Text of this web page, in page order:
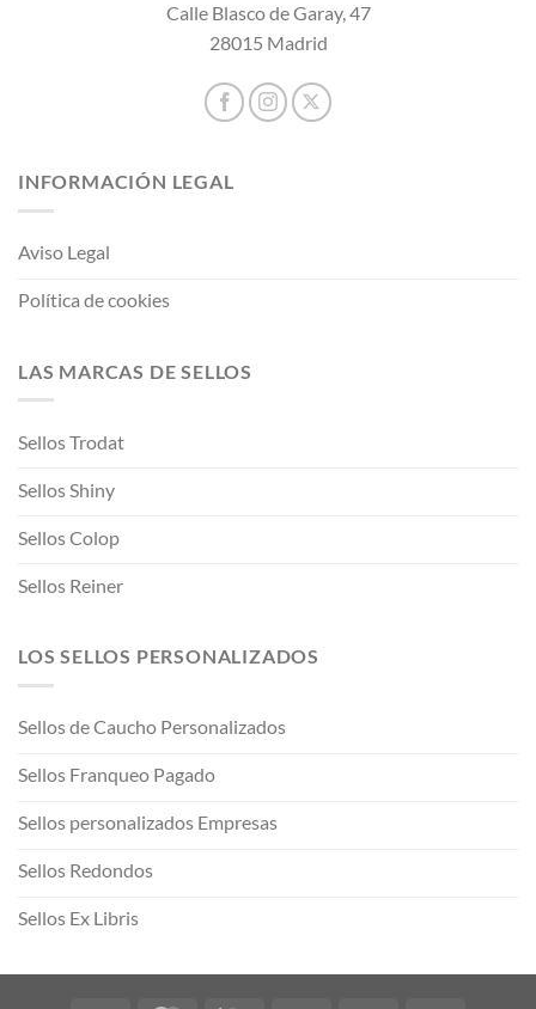
Calle Blasco de Garay, 47
28015 Madrid
INFORMACIÓN LEGAL
Aviso Legal
Política de cookies
LAS MARCAS DE SELLOS
Sellos Trodat
Sellos Shiny
Sellos Colop
Sellos Reiner
LOS SELLOS PERSONALIZADOS
Sellos de Caucho Personalizados
Sellos Franqueo Pagado
Sellos personalizados Empresas
Sellos Redondos
Sellos Ex Libris